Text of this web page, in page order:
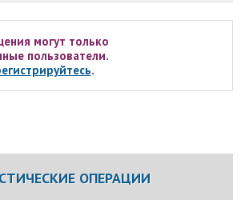
могут только
пользователи.
.
ОПЕРАЦИИ